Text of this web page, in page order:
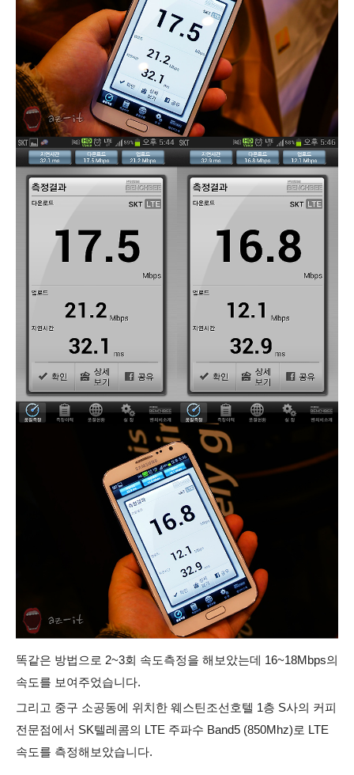
똑같은 방법으로 2~3회 속도측정을 해보았는데 16~18Mbps의
속도를 보여주었습니다.
그리고 중구 소공동에 위치한 웨스틴조선호텔 1층 S사의 커피
전문점에서 SK텔레콤의 LTE 주파수 Band5 (850Mhz)로 LTE
속도를 측정해보았습니다.